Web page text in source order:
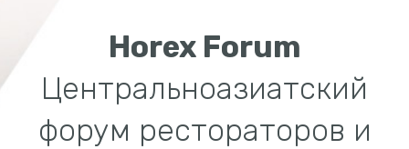
Horex Forum
Центральноазиатский
форум рестораторов и